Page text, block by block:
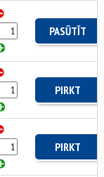
PASŪTĪT
PIRKT
PIRKT